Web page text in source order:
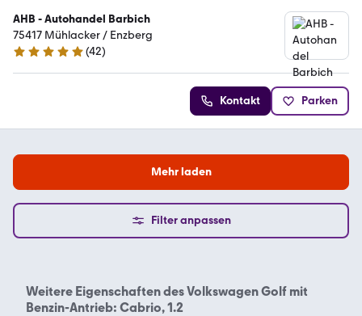
AHB - Autohandel Barbich
75417 Mühlacker / Enzberg
5 Sterne
(42)
Kontakt Parken
Mehr laden
Filter anpassen
Weitere Eigenschaften desVolkswagen Golf mit
Benzin-Antrieb: Cabrio, 1.2